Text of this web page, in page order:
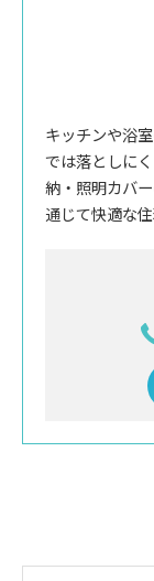
キッチンや浴
では落としに
納・照明カバ
通じて快適な